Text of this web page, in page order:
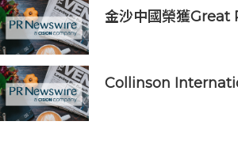
金沙中國榮獲
Collinson